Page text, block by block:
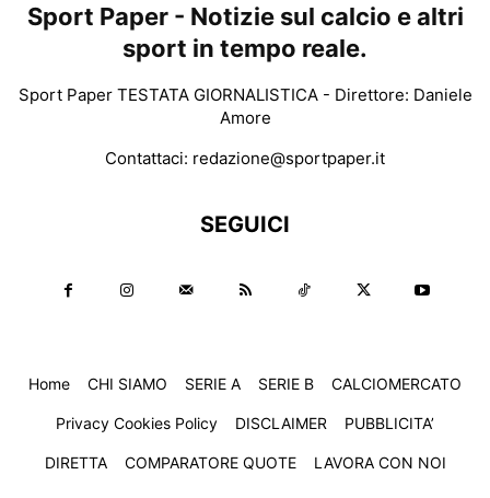
Sport Paper - Notizie sul calcio e altri
sport in tempo reale.
Sport Paper TESTATA GIORNALISTICA - Direttore: Daniele
Amore
Contattaci: redazione@sportpaper.it
SEGUICI
Home CHI SIAMO SERIE A SERIE B CALCIOMERCATO
Privacy Cookies Policy DISCLAIMER PUBBLICITA’
DIRETTA COMPARATORE QUOTE LAVORA CON NOI